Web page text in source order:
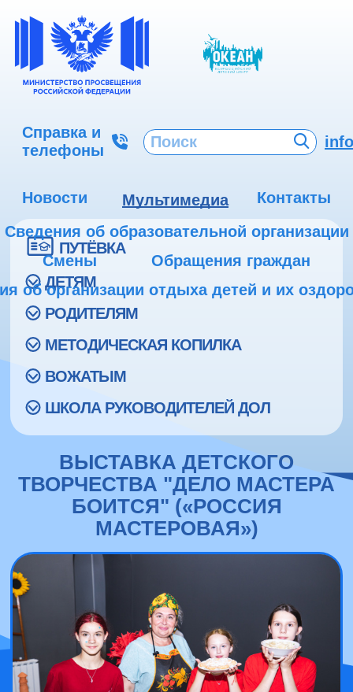
Справка и
телефоны
Новости Мультимедиа
Контакты
Сведения об образовательной организации
Смены
Обращения граждан
об организации отдыха детей и их
ПУТЁВКА
ДЕТЯМ
РОДИТЕЛЯМ
МЕТОДИЧЕСКАЯ КОПИЛКА
ВОЖАТЫМ
ШКОЛА РУКОВОДИТЕЛЕЙ ДОЛ
ВЫСТАВКА ДЕТСКОГО
ТВОРЧЕСТВА "ДЕЛО МАСТЕРА
БОИТСЯ" («РОССИЯ
МАСТЕРОВАЯ»)